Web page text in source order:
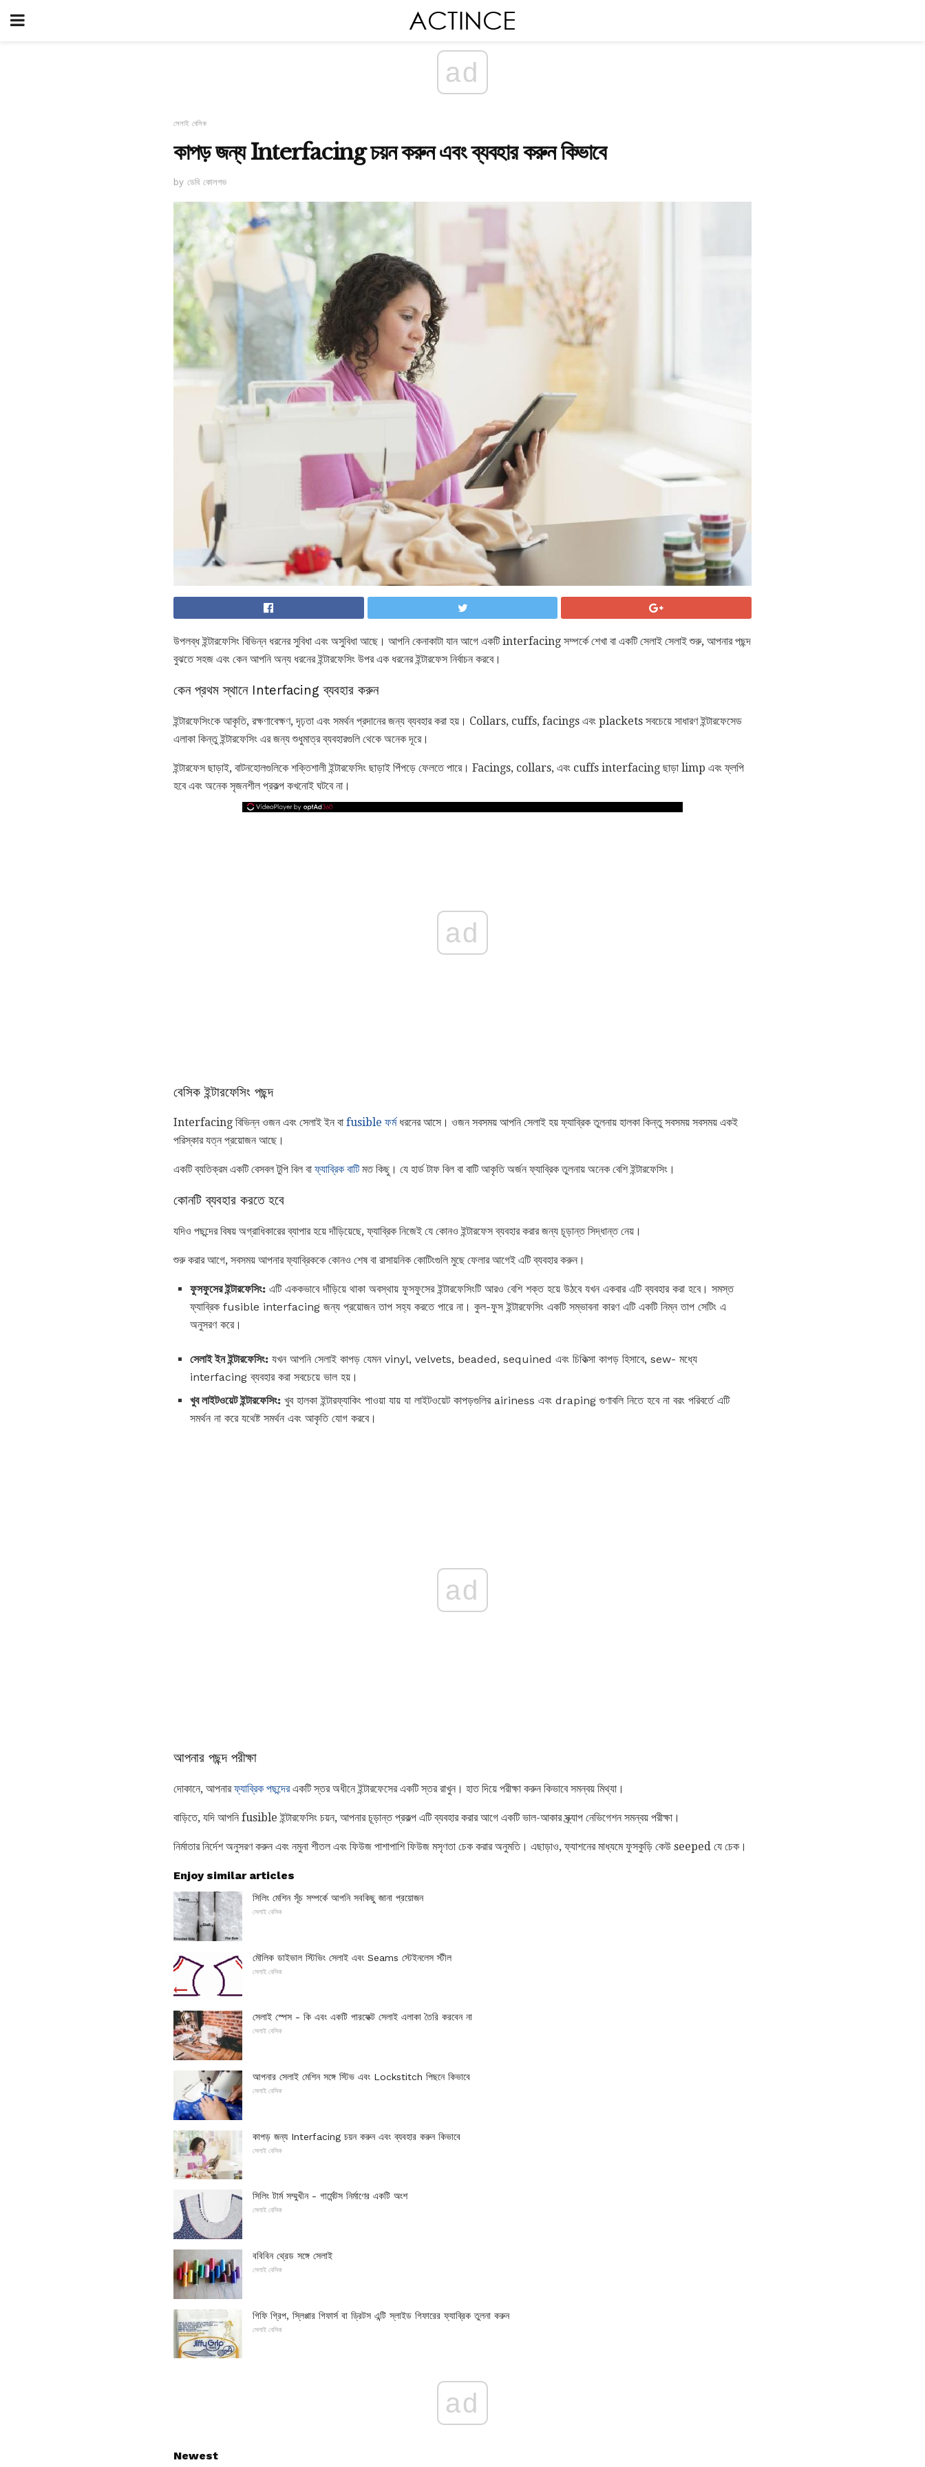
ad
সেলাই বেসিক
কাপড় জন্য Interfacing চয়ন করুন এবং ব্যবহার করুন কিভাবে
by ডেবি কোলগভ
উপলব্ধ ইন্টারফেসিং বিভিন্ন ধরনের সুবিধা এবং অসুবিধা আছে। আপনি কেনাকাটা যান আগে একটি interfacing সম্পর্কে শেখা বা একটি সেলাই সেলাই শুরু, আপনার পছন্দ
বুঝতে সহজ এবং কেন আপনি অন্য ধরনের ইন্টারফেসিং উপর এক ধরনের ইন্টারফেস নির্বাচন করবে।
কেন প্রথম স্থানে Interfacing ব্যবহার করুন
ইন্টারফেসিংকে আকৃতি, রক্ষণাবেক্ষণ, দৃঢ়তা এবং সমর্থন প্রদানের জন্য ব্যবহার করা হয়। Collars, cuffs, facings এবং plackets সবচেয়ে সাধারণ ইন্টারফেসেড
এলাকা কিন্তু ইন্টারফেসিং এর জন্য শুধুমাত্র ব্যবহারগুলি থেকে অনেক দূরে।
ইন্টারফেস ছাড়াই, বাটনহোলগুলিকে শক্তিশালী ইন্টারফেসিং ছাড়াই পিঁপড়ে ফেলতে পারে। Facings, collars, এবং cuffs interfacing ছাড়া limp এবং ফ্লপি
হবে এবং অনেক সৃজনশীল প্রকল্প কখনোই ঘটবে না।
ad
বেসিক ইন্টারফেসিং পছন্দ
Interfacing বিভিন্ন ওজন এবং সেলাই ইন বা fusible ফর্মধরনের আসে। ওজন সবসময় আপনি সেলাই হয় ফ্যাব্রিক তুলনায় হালকা কিন্তু সবসময় সবসময় একই
পরিস্কার যত্ন প্রয়োজন আছে।
একটি ব্যতিক্রম একটি বেসবল টুপি বিল বাফ্যাব্রিক বাটিমত কিছু। যে হার্ড টাফ বিল বা বাটি আকৃতি অর্জন ফ্যাব্রিক তুলনায় অনেক বেশি ইন্টারফেসিং।
কোনটি ব্যবহার করতে হবে
যদিও পছন্দের বিষয় অগ্রাধিকারের ব্যাপার হয়ে দাঁড়িয়েছে, ফ্যাব্রিক নিজেই যে কোনও ইন্টারফেস ব্যবহার করার জন্য চূড়ান্ত সিদ্ধান্ত নেয়।
শুরু করার আগে, সবসময় আপনার ফ্যাব্রিককে কোনও শেষ বা রাসায়নিক কোটিংগুলি মুছে ফেলার আগেই এটি ব্যবহার করুন।
ফুসফুসের ইন্টারফেসিং: এটি এককভাবে দাঁড়িয়ে থাকা অবস্থায় ফুসফুসের ইন্টারফেসিংটি আরও বেশি শক্ত হয়ে উঠবে যখন একবার এটি ব্যবহার করা হবে। সমস্ত
ফ্যাব্রিক fusible interfacing জন্য প্রয়োজন তাপ সহ্য করতে পারে না। কুল-ফুস ইন্টারফেসিং একটি সম্ভাবনা কারণ এটি একটি নিম্ন তাপ সেটিং এ
অনুসরণ করে।
সেলাই ইন ইন্টারফেসিং: যখন আপনি সেলাই কাপড় যেমন vinyl, velvets, beaded, sequined এবং চিকিত্সা কাপড় হিসাবে, sew- মধ্যে
interfacing ব্যবহার করা সবচেয়ে ভাল হয়।
খুব লাইটওয়েট ইন্টারফেসিং: খুব হালকা ইন্টারফ্যাকিং পাওয়া যায় যা লাইটওয়েট কাপড়গুলির airiness এবং draping গুণাবলি নিতে হবে না বরং পরিবর্তে এটি
সমর্থন না করে যথেষ্ট সমর্থন এবং আকৃতি যোগ করবে।
ad
আপনার পছন্দ পরীক্ষা
দোকানে, আপনারফ্যাব্রিক পছন্দেরএকটি স্তর অধীনে ইন্টারফেসের একটি স্তর রাখুন। হাত দিয়ে পরীক্ষা করুন কিভাবে সমন্বয় মিথ্যা।
বাড়িতে, যদি আপনি fusible ইন্টারফেসিং চয়ন, আপনার চূড়ান্ত প্রকল্প এটি ব্যবহার করার আগে একটি ভাল-আকার স্ক্র্যাপ নেভিগেশন সমন্বয় পরীক্ষা।
নির্মাতার নির্দেশ অনুসরণ করুন এবং নমুনা শীতল এবং ফিউজ পাশাপাশি ফিউজ মসৃণতা চেক করার অনুমতি। এছাড়াও, ফ্যাশনের মাধ্যমে ফুসকুড়ি কেউ seeped যে চেক।
Enjoy similar articles
সিলিং মেশিন সূঁচ সম্পর্কে আপনি সবকিছু জানা প্রয়োজন
সেলাই বেসিক
মৌলিক ডাইভাল স্টিভিং সেলাই এবং Seams স্টেইনলেস স্টীল
সেলাই বেসিক
সেলাই স্পেস - কি এবং একটি পারফেক্ট সেলাই এলাকা তৈরি করবেন না
সেলাই বেসিক
আপনার সেলাই মেশিন সঙ্গে স্টিভ এবং Lockstitch পিছনে কিভাবে
সেলাই বেসিক
কাপড় জন্য Interfacing চয়ন করুন এবং ব্যবহার করুন কিভাবে
সেলাই বেসিক
সিলিং টার্ম সম্মুখীন - গার্মেন্টস নির্মাণের একটি অংশ
সেলাই বেসিক
ববিবিন থ্রেড সঙ্গে সেলাই
সেলাই বেসিক
গিফি গ্রিপ, স্লিপ্পার গিফার্স বা ড্রিটস এন্টি স্লাইড গিফারের ফ্যাব্রিক তুলনা করুন
সেলাই বেসিক
ad
Newest